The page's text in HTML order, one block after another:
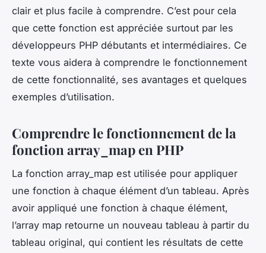
clair et plus facile à comprendre. C’est pour cela
que cette fonction est appréciée surtout par les
développeurs PHP débutants et intermédiaires. Ce
texte vous aidera à comprendre le fonctionnement
de cette fonctionnalité, ses avantages et quelques
exemples d’utilisation.
Comprendre le fonctionnement de la
fonction array_map en PHP
La fonction array_map est utilisée pour appliquer
une fonction à chaque élément d’un tableau. Après
avoir appliqué une fonction à chaque élément,
l’array map retourne un nouveau tableau à partir du
tableau original, qui contient les résultats de cette